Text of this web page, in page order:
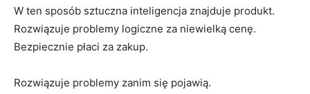
W ten sposób sztuczna inteligencja znajduje produkt.
Rozwiązuje problemy logiczne za niewielką cenę.
Bezpiecznie płaci za zakup.
Rozwiązuje problemy zanim się pojawią.